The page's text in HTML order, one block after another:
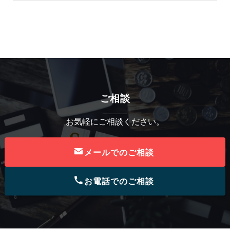
ご相談
お気軽にご相談ください。
メールでのご相談
お電話でのご相談